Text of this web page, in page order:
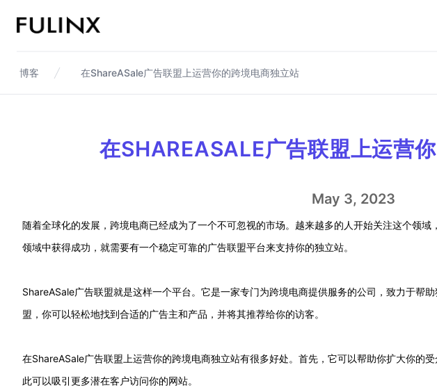
Fulinx-跨境电商独立站自建站平台
博客 在ShareASale广告联盟上运营你的跨境电商独立站
在SHAREASALE广告联盟上运营
May 3, 2023
随着全球化的发展，跨境电商已经成为了一个不可忽视的市场。越来越多的人开始关注这个领
领域中获得成功，就需要有一个稳定可靠的广告联盟平台来支持你的独立站。
ShareASale广告联盟就是这样一个平台。它是一家专门为跨境电商提供服务的公司，致力于帮
盟，你可以轻松地找到合适的广告主和产品，并将其推荐给你的访客。
在ShareASale广告联盟上运营你的跨境电商独立站有很多好处。首先，它可以帮助你扩大你的
此可以吸引更多潜在客户访问你的网站。